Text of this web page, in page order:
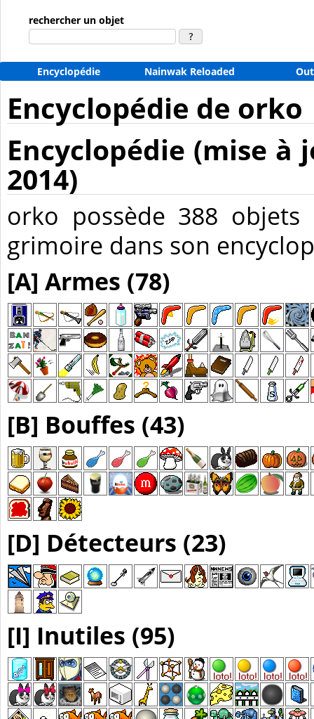
rechercher un objet
Encyclopédie Nainwak Reloaded
Encyclopédie de orko
Encyclopédie (mise
2014)
orko possède 388
grimoire dans son
[A] Armes (78)
[B] Bouffes (43)
[D] Détecteurs (23)
[I] Inutiles (95)